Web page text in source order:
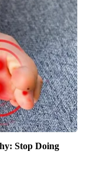
Stop Doing